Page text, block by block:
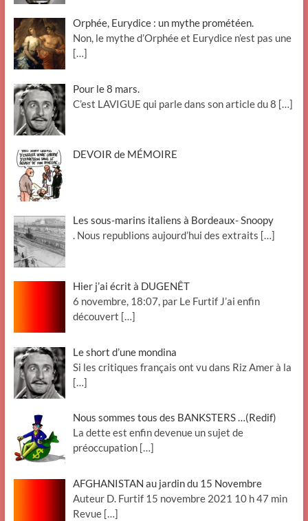
Orphée, Eurydice : un mythe prométéen.
Non, le mythe d’Orphée et Eurydice n’est pas une
[…]
Pour le 8 mars.
C’est LAVIGUE qui parle dans son article du 8 […]
DEVOIR de MÉMOIRE
Les sous-marins italiens à Bordeaux- Snoopy
. Nous republions aujourd’hui des extraits […]
Hier j’ai écrit à DUGENÊT
6 novembre, 18:07, par Le Furtif J’ai enfin
découvert […]
Le short d’une mondina
Si les critiques français ont vu dans Riz Amer à la
[…]
Nous sommes tous des BANKSTERS …(Redif)
La dette est enfin devenue un sujet de
préoccupation […]
AFGHANISTAN au jardin du 15 Novembre
Auteur D. Furtif 15 novembre 2021 10 h 47 min
Revue […]